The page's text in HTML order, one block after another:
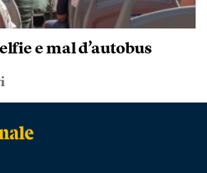
e mal d’autobus